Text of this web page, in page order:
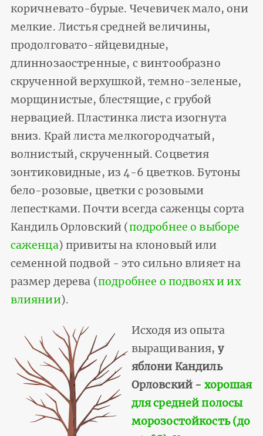
коричневато-бурые. Чечевичек мало, они
мелкие. Листья средней величины,
продолговато-яйцевидные,
длиннозаостренные, с винтообразно
скрученной верхушкой, темно-зеленые,
морщинистые, блестящие, с грубой
нервацией. Пластинка листа изогнута
вниз. Край листа мелкогородчатый,
волнистый, скрученный. Соцветия
зонтиковидные, из 4-6 цветков. Бутоны
бело-розовые, цветки с розовыми
лепестками. Почти всегда саженцы сорта
Кандиль Орловский (подробнее о выборе
саженца) привиты на клоновый или
семенной подвой - это сильно влияет на
размер дерева (подробнее о подвоях и их
влиянии).
Исходя из опыта
выращивания, у
яблони Кандиль
Орловский - хорошая
для средней полосы
морозостойкость (до